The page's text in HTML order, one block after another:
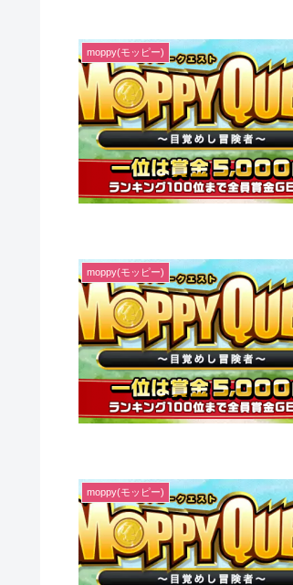
moppy(モッピー)
moppy(モッピー)
moppy(モッピー)